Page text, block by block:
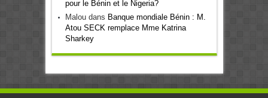
pour le Bénin et le Nigeria?
Maloudans Banque mondiale Bénin : M.
Atou SECK remplace Mme Katrina
Sharkey